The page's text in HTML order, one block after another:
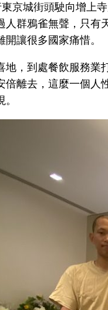
京城街頭駛向增上
人群鴉雀無聲，只
讓很多國家痛惜。
地，到處餐飲服務
倍離去，這麼一個